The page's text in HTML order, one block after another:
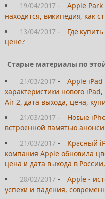
19/04/2017 -
Apple Park
находится, википедия, как
13/04/2017 -
Где
цене?
Старые материалы по
21/03/2017 -
Apple iPad
характеристики нового
Air 2, дата выхода, цена,
21/03/2017 -
Новые
встроенной памятью
21/03/2017 -
Красный
компания Apple обновила
цена и дата выхода в
28/02/2017 -
Apple -
успехи и падения,